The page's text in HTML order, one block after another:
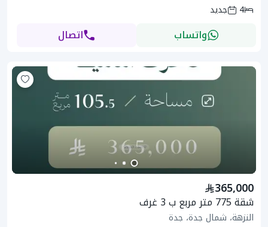
4
جديد
واتساب اتصال
365,000
شقة 775 متر مربع ب 3 غرف
النزهة، شمال جدة، جدة